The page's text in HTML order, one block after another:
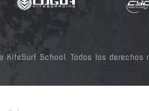
KiteSurf School. Todos los derechos